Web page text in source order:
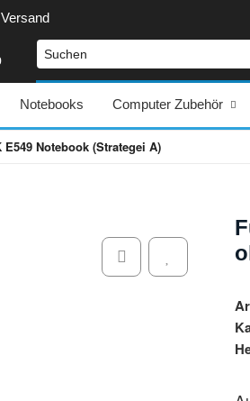
Notebooks Computer Zubehör
Notebook (Strategei A)